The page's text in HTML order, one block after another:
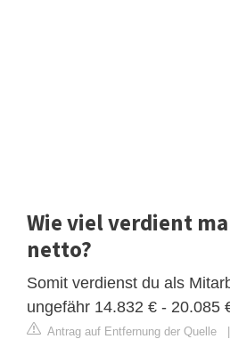
Wie viel verdient
netto?
Somit verdienst du als
ungefähr 14.832 € - 20.085
Antrag auf Entfernung der Quelle